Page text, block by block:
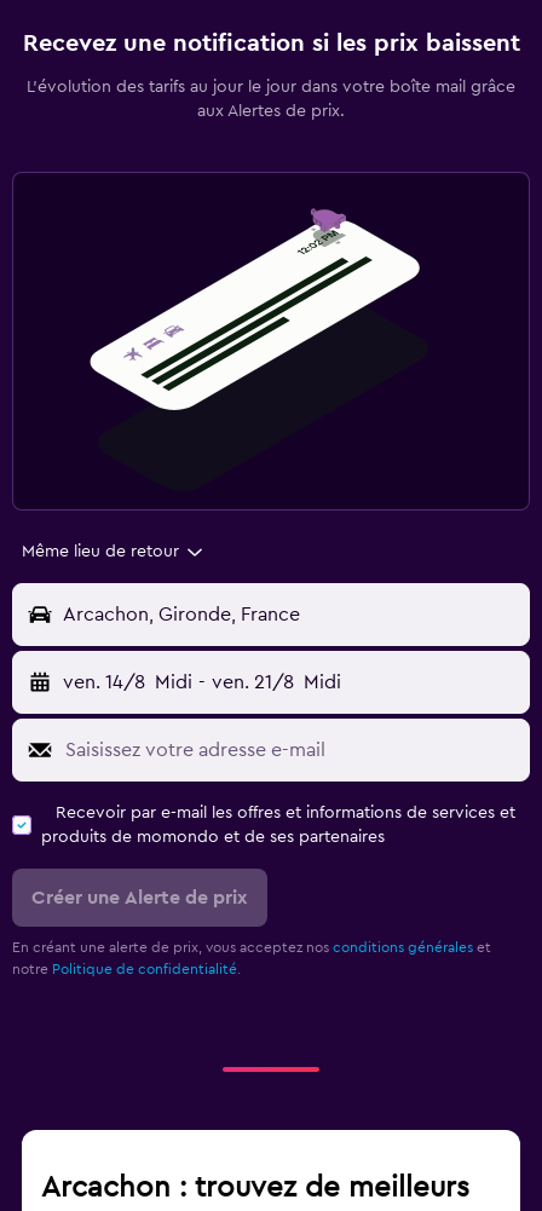
Recevez une notification si les prix baissent
L’évolution des tarifs au jour le jour dans votre boîte mail grâce
aux Alertes de prix.
Même lieu de retour
Arcachon, Gironde, France
ven. 14/8 Midi - ven. 21/8 Midi
Recevoir par e-mail les offres et informations de services et
produits de momondo et de ses partenaires
Créer une Alerte de prix
En créant une alerte de prix, vous acceptez nos conditions générales et
notre Politique de confidentialité.
Arcachon : trouvez de meilleurs